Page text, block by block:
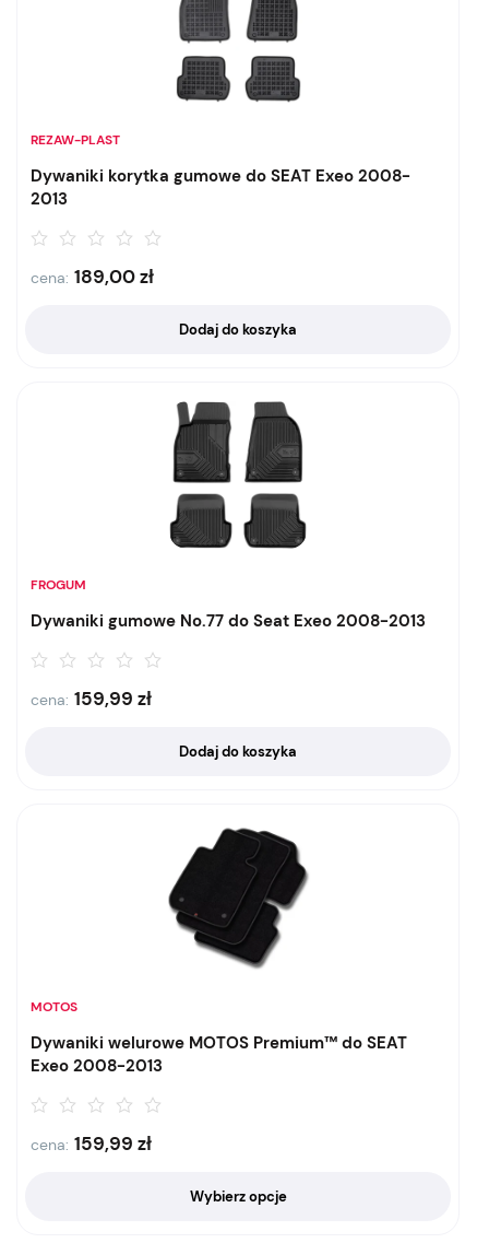
REZAW-PLAST
Dywaniki korytka gumowe do SEAT Exeo 2008-
2013
cena: 189,00zł
Dodaj do koszyka
FROGUM
Dywaniki gumowe No.77 do Seat Exeo 2008-2013
cena: 159,99 zł
Dodaj do koszyka
MOTOS
Dywaniki welurowe MOTOS Premium™ do SEAT
Exeo 2008-2013
cena: 159,99 zł
Wybierz opcje